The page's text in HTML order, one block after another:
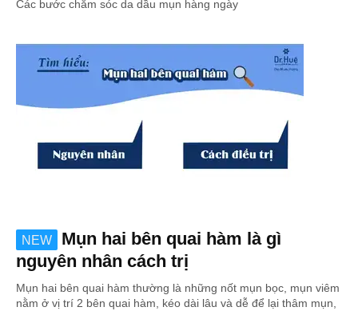
Các bước chăm sóc da dầu mụn hàng ngày
NEW
Mụn hai bên quai hàm là gì
nguyên nhân cách trị
Mụn hai bên quai hàm thường là những nốt mụn bọc, mụn viêm
nằm ở vị trí 2 bên quai hàm, kéo dài lâu và dễ để lại thâm mụn,